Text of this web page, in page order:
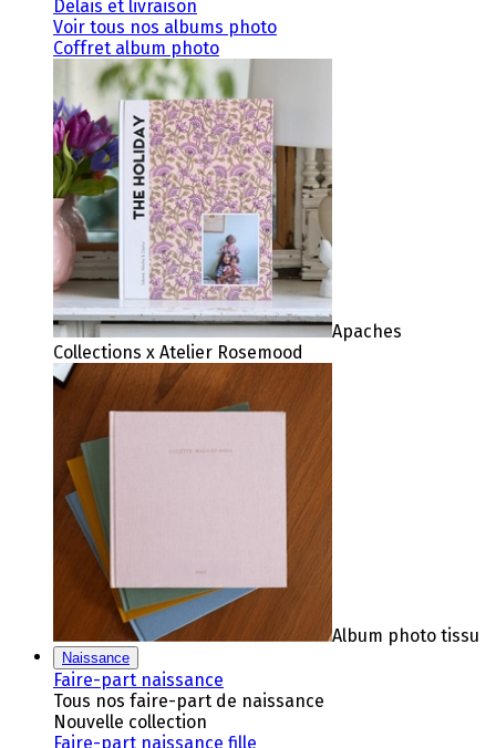
Délais et livraison
Voir tous nos albums photo
Coffret album photo
Apaches
Collections x Atelier Rosemood
Album photo tissu
Naissance
Faire-part naissance
Tous nos faire-part de naissance
Nouvelle collection
Faire-part naissance fille